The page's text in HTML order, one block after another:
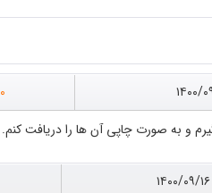
۰۹/۱۵ 0
و به صورت چاپی آن ها را دریافت کنم.
۱۴۰۰/۰۹/۱۶